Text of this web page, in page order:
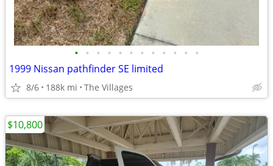
• • • • • • • • • • • •
1999 Nissan pathfinder SE limited
8/6 188k mi The Villages
$10,800